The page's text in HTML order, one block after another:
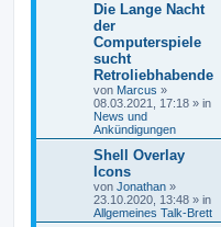
Die Lange Nacht
der
Computerspiele
sucht
Retroliebhabende
von Marcus »
08.03.2021, 17:18 » in
News und
Ankündigungen
Shell Overlay
Icons
von Jonathan »
23.10.2020, 13:48 » in
Allgemeines Talk-Brett